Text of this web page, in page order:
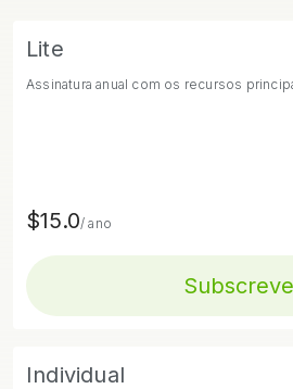
Lite
Assinatura anual com os recursos
$15.0/ ano
Individual